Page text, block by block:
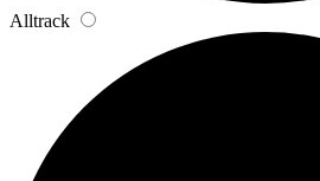
Alltrack